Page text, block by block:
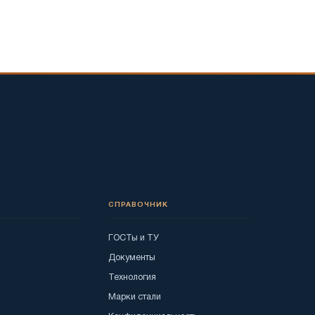
СПРАВОЧНИК
ГОСТы и ТУ
Документы
Технология
Марки стали